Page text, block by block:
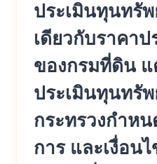
ประเมินทุนทรั
เดียวกับราคา
ของกรมที่ดิน แ
ประเมินทุนทรั
กระทรวงกำห
การ และเงื่อน